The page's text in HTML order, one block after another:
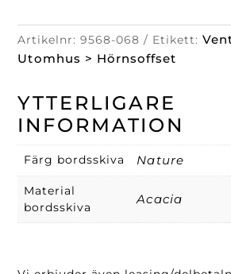
Artikelnr:9568-068 Etikett:
Utomhus > Hörnsoffset
YTTERLIGARE
INFORMATION
Färg bordsskiva Nature
Material
bordsskiva
Acacia